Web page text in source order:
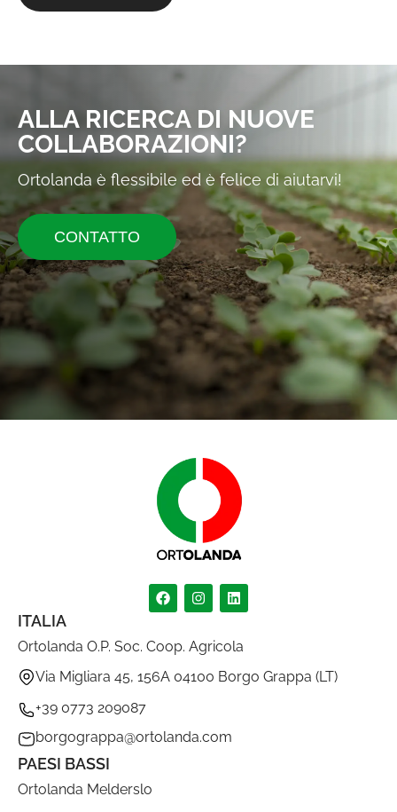
ALLA RICERCA DI NUOVE
COLLABORAZIONI?
Ortolanda è flessibile ed è felice di aiutarvi!
CONTATTO
ITALIA
Ortolanda O.P. Soc. Coop. Agricola
Via Migliara 45, 156A 04100 Borgo Grappa (LT)
+39 0773 209087
borgograppa@ortolanda.com
PAESI BASSI
Ortolanda Melderslo